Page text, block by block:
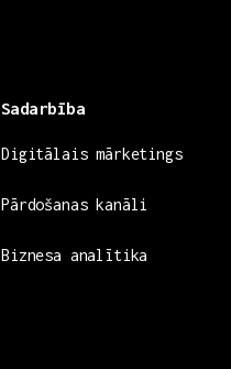
Sadarbība
Digitālais mārketings
Pārdošanas kanāli
Biznesa analītika